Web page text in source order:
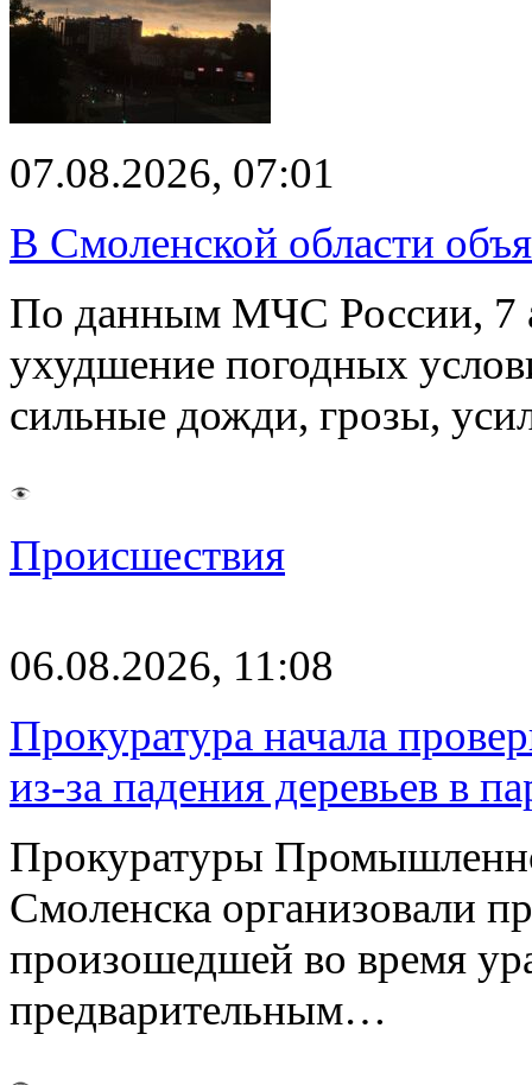
07.08.2026, 07:01
В Смоленской области
По данным МЧС России, 7
ухудшение погодных
сильные дожди, грозы,
Происшествия
06.08.2026, 11:08
Прокуратура начала
из-за падения деревьев в
Прокуратуры
Смоленска организовали
произошедшей во время
предварительным…